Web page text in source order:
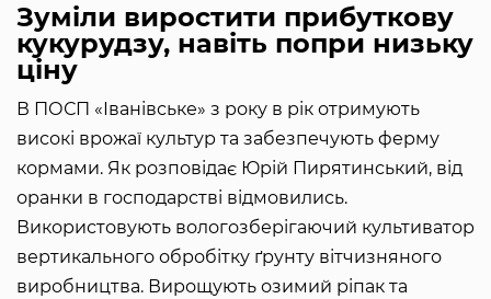
Зуміли виростити прибуткову
кукурудзу, навіть попри низьку
ціну
В ПОСП «Іванівське» з року в рік отримують
високі врожаї культур та забезпечують ферму
кормами. Як розповідає Юрій Пирятинський, від
оранки в господарстві відмовились.
Використовують вологозберігаючий культиватор
вертикального обробітку ґрунту вітчизняного
виробництва. Вирощують озимий ріпак та